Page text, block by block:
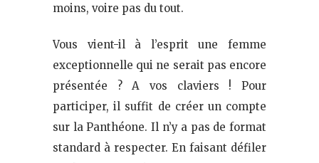
moins, voire pas du tout.
Vous vient-il à l’esprit une femme
exceptionnelle qui ne serait pas encore
présentée ? A vos claviers ! Pour
participer, il suffit de créer un compte
sur la Panthéone. Il n’y a pas de format
standard à respecter. En faisant défiler